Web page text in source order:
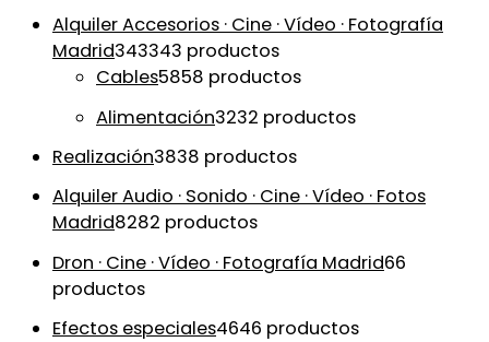
Alquiler Accesorios · Cine · Vídeo · Fotografía
Madrid343343 productos
Cables5858 productos
Alimentación3232 productos
Realización3838 productos
Alquiler Audio · Sonido · Cine · Vídeo · Fotos
Madrid8282 productos
Dron · Cine · Vídeo · Fotografía Madrid66
productos
Efectos especiales4646 productos